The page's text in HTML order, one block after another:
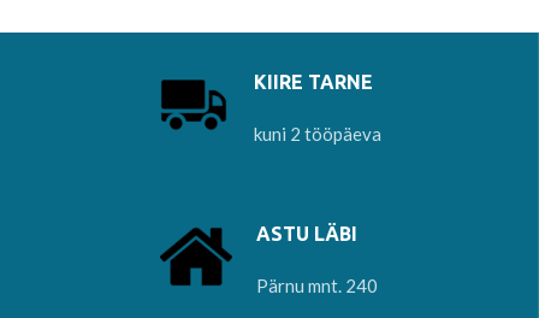
KIIRE TARNE
kuni 2 tööpäeva
ASTU LÄBI
Pärnu mnt. 240